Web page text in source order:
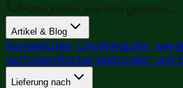
Kategorien werden geladen...
Artikel & Blog
KontaktÜber UnsVerkäufer
verfolgenRückerstattungen und
Lieferung nach